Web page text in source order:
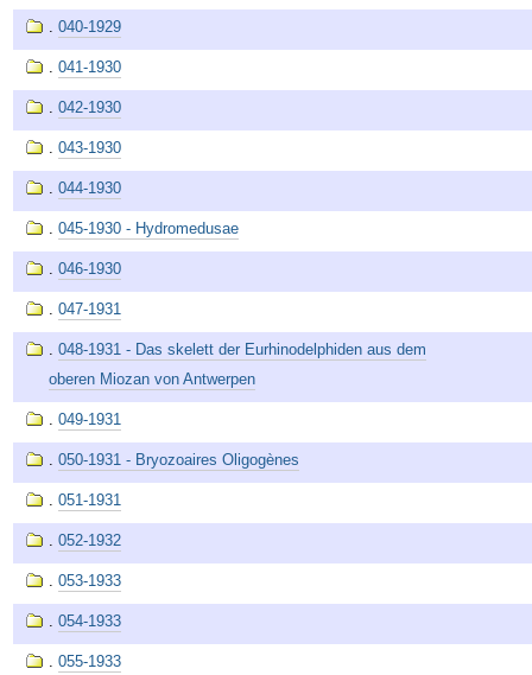
. 040-1929
. 041-1930
. 042-1930
. 043-1930
. 044-1930
. 045-1930 - Hydromedusae
. 046-1930
. 047-1931
. 048-1931 - Das skelett der Eurhinodelphiden aus dem
oberen Miozan von Antwerpen
. 049-1931
. 050-1931 - Bryozoaires Oligogènes
. 051-1931
. 052-1932
. 053-1933
. 054-1933
. 055-1933